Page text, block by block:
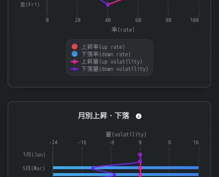
エスリード 0.959
アルピコホールディングス
0.959
率(rate)
上昇率(up rate)
下落率(down rate)
上昇量(up volatility)
下落量(down volatility)
金(Fri)
0 20 40 60 80 100
End of interactive chart.
Combination chart with 4 data series.
The chart has 1 X axis displaying categories.
The chart has 2 Y axes displaying 率(rate) and 量
量(volatility)
1月(Jan)
3月(Mar)
-24 0
-16 -8 8 16
月別上昇・下落